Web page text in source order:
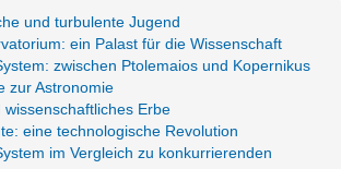
und turbulente Jugend
ein Palast für die Wissenschaft
zwischen Ptolemaios und Kopernikus
zur Astronomie
Erbe
eine technologische Revolution
im Vergleich zu konkurrierenden